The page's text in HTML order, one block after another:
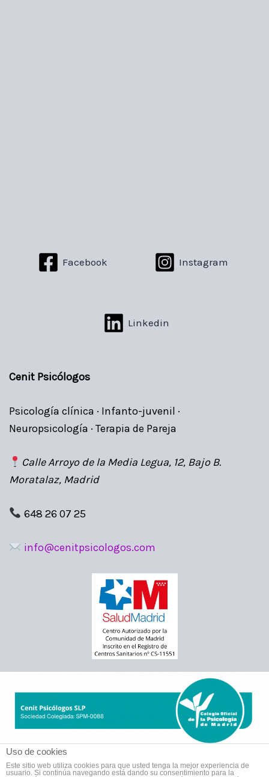
Facebook Instagram
Linkedin
Cenit Psicólogos
Psicología clínica · Infanto-juvenil ·
Neuropsicología · Terapia de Pareja
Calle Arroyo de la Media Legua, 12, Bajo B.
Moratalaz, Madrid
648 26 07 25
info@cenitpsicologos.com
Uso de cookies
Este sitio web utiliza cookies para que usted tenga la mejor experiencia de
usuario. Si continúa navegando está dando su consentimiento para la